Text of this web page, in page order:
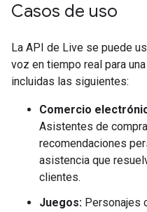
Casos de uso
La API de Live se puede
voz en tiempo real para
incluidas las siguientes:
Comercio
Asistentes de
recomendaciones
asistencia que
clientes.
Juegos: Personajes